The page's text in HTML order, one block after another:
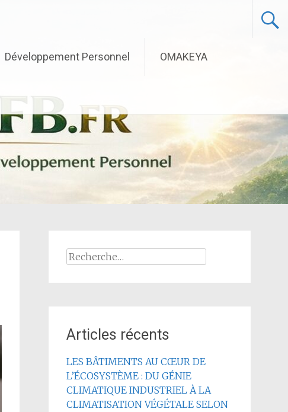
Développement Personnel OMAKEYA
Rechercher :
Articles récents
LES BÂTIMENTS AU CŒUR DE
L’ÉCOSYSTÈME : DU GÉNIE
CLIMATIQUE INDUSTRIEL À LA
CLIMATISATION VÉGÉTALE SELON